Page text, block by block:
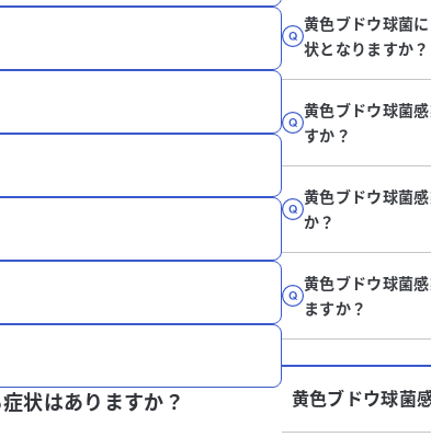
状はありますか？
黄色ブドウ球菌
状となりますか？
黄色ブドウ球菌
すか？
黄色ブドウ球菌
か？
黄色ブドウ球菌
ますか？
黄色ブドウ球菌